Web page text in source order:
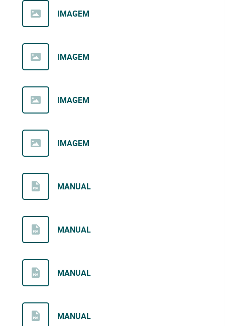
IMAGEM
IMAGEM
IMAGEM
IMAGEM
MANUAL
MANUAL
MANUAL
MANUAL